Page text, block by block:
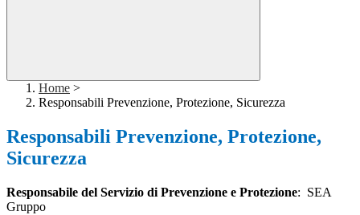
Home >
Responsabili Prevenzione, Protezione, Sicurezza
Responsabili Prevenzione, Protezione,
Sicurezza
Responsabile del Servizio di Prevenzione e Protezione: SEA
Gruppo